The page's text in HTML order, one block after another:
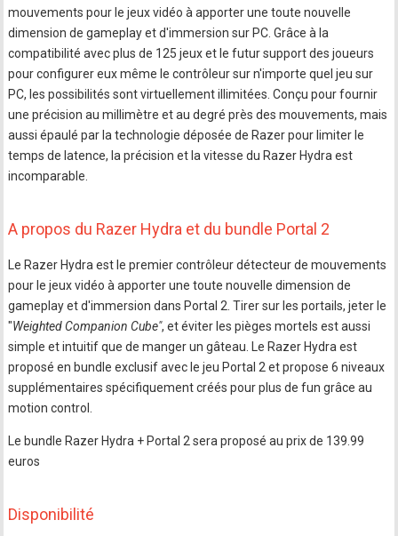
mouvements pour le jeux vidéo à apporter une toute nouvelle
dimension de gameplay et d'immersion sur PC. Grâce à la
compatibilité avec plus de 125 jeux et le futur support des joueurs
pour configurer eux même le contrôleur sur n'importe quel jeu sur
PC, les possibilités sont virtuellement illimitées. Conçu pour fournir
une précision au millimètre et au degré près des mouvements, mais
aussi épaulé par la technologie déposée de Razer pour limiter le
temps de latence, la précision et la vitesse du Razer Hydra est
incomparable.
A propos du Razer Hydra et du bundle Portal 2
Le Razer Hydra est le premier contrôleur détecteur de mouvements
pour le jeux vidéo à apporter une toute nouvelle dimension de
gameplay et d'immersion dans Portal 2. Tirer sur les portails, jeter le
"Weighted Companion Cube", et éviter les pièges mortels est aussi
simple et intuitif que de manger un gâteau. Le Razer Hydra est
proposé en bundle exclusif avec le jeu Portal 2 et propose 6 niveaux
supplémentaires spécifiquement créés pour plus de fun grâce au
motion control.
Le bundle Razer Hydra + Portal 2 sera proposé au prix de 139.99
euros
Disponibilité